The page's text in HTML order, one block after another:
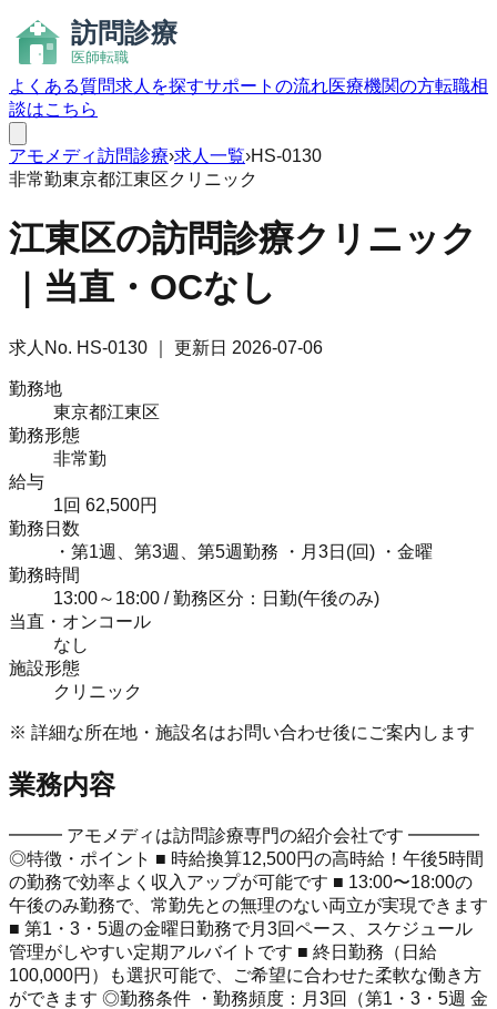
よくある質問求人を探すサポートの流れ医療機関の方転職相
談はこちら
アモメディ訪問診療›求人一覧›HS-0130
非常勤東京都江東区クリニック
江東区の訪問診療クリニック
｜当直・OCなし
求人No. HS-0130 ｜ 更新日 2026-07-06
勤務地
東京都江東区
勤務形態
非常勤
給与
1回 62,500円
勤務日数
・第1週、第3週、第5週勤務 ・月3日(回) ・金曜
勤務時間
13:00～18:00 / 勤務区分：日勤(午後のみ)
当直・オンコール
なし
施設形態
クリニック
※ 詳細な所在地・施設名はお問い合わせ後にご案内します
業務内容
━━━ アモメディは訪問診療専門の紹介会社です ━━━━
◎特徴・ポイント ■ 時給換算12,500円の高時給！午後5時間
の勤務で効率よく収入アップが可能です ■ 13:00〜18:00の
午後のみ勤務で、常勤先との無理のない両立が実現できます
■ 第1・3・5週の金曜日勤務で月3回ペース、スケジュール
管理がしやすい定期アルバイトです ■ 終日勤務（日給
100,000円）も選択可能で、ご希望に合わせた柔軟な働き方
ができます ◎勤務条件 ・勤務頻度：月3回（第1・3・5週 金